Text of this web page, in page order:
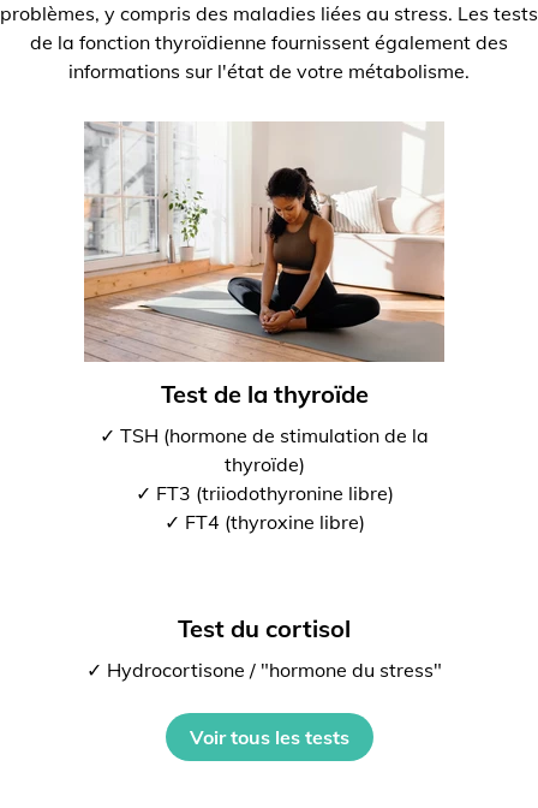
problèmes, y compris des maladies liées au stress. Les tests
de la fonction thyroïdienne fournissent également des
informations sur l'état de votre métabolisme.
Test de la thyroïde
✓ TSH (hormone de stimulation de la
thyroïde)
✓ FT3 (triiodothyronine libre)
✓ FT4 (thyroxine libre)
Test du cortisol
✓ Hydrocortisone / "hormone du stress"
Voir tous les tests